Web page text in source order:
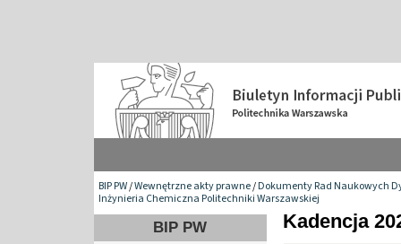
BIP PW/Wewnętrzne akty prawne/Dokumenty Rad Naukowych
Inżynieria Chemiczna Politechniki Warszawskiej
BIP PW Kadencja